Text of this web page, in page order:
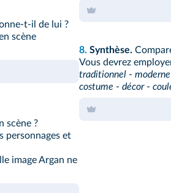
t-il de lui ?
scène
scène ?
personnages et
image Argan ne
8. Synthèse.
Vous devrez
traditionnel - moderne
costume - décor-